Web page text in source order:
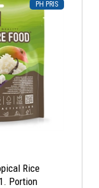
Rice
Portion